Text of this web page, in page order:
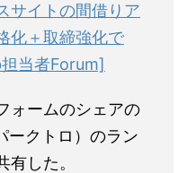
サイトの間借りア
化＋取締強化で
担当者Forum]
ォームのシェアの
ークトロ）のラン
有した。